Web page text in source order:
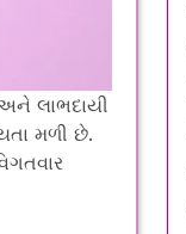
લાભદાયી
મળી છે.